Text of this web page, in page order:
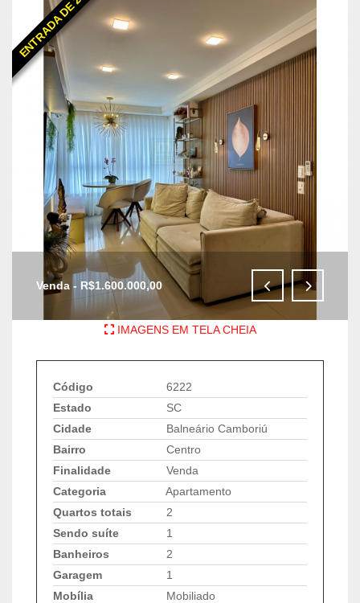
ENTRADA DE 25%
Venda - R$1.600.000,00
IMAGENS EM TELA CHEIA
Código
6222
Estado
SC
Cidade
Balneário Camboriú
Bairro
Centro
Finalidade
Venda
Categoria
Apartamento
Quartos totais
2
Sendo suíte
1
Banheiros
2
Garagem
1
Mobília
Mobiliado